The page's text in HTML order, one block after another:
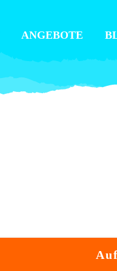
ANGEBOTE